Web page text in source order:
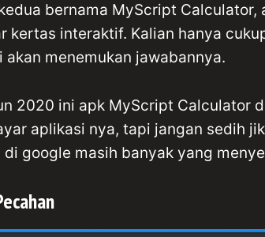
bernama MyScript
kertas interaktif. Kalian hanya
menemukan jawabannya.
2020 ini apk MyScript Calculator
aplikasi nya, tapi jangan sedih
google masih banyak yang